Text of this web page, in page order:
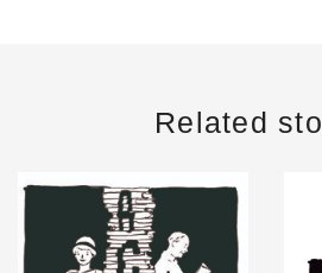
Related